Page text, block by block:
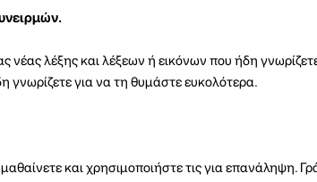
νέας λέξης και λέξεων ή εικόνων που ήδη
γνωρίζετε για να τη θυμάστε ευκολότερα.
και χρησιμοποιήστε τις για επανάληψη.